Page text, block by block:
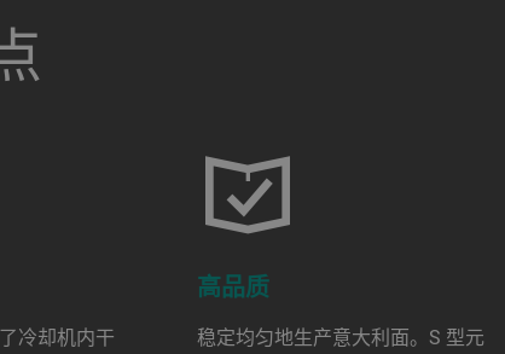
冷却机内干
高品质
稳定均匀地生产意大利面。S 型元